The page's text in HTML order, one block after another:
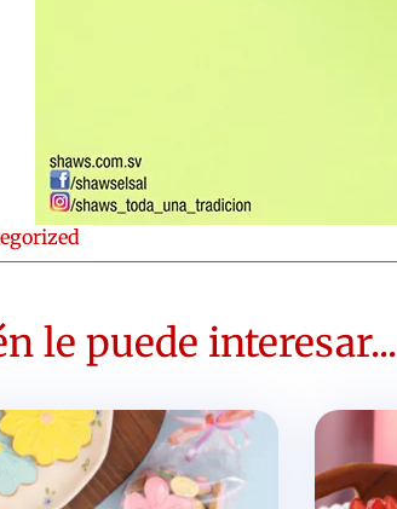
le puede interesar...